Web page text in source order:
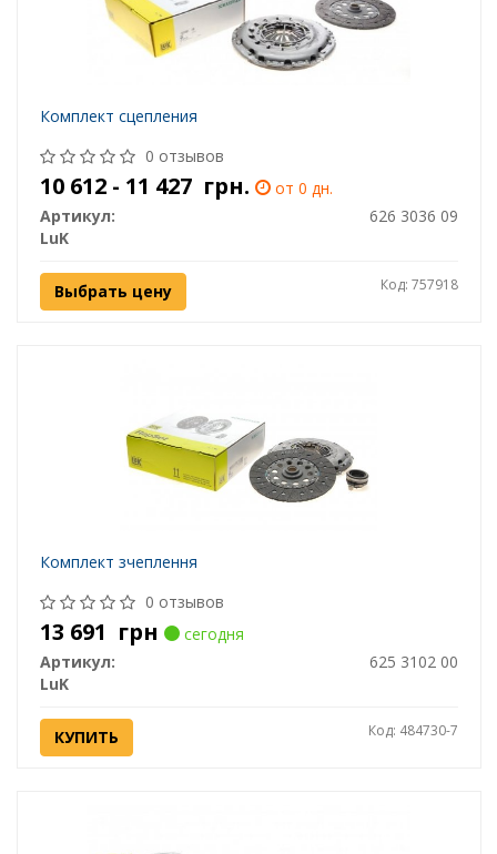
Комплект сцепления
0 отзывов
10 612 - 11 427 грн.
от 0 дн.
Артикул:
626 3036 09
LuK
Выбрать цену Код: 757918
Комплект зчеплення
0 отзывов
13 691 грн
сегодня
Артикул:
625 3102 00
LuK
КУПИТЬ Код: 484730-7